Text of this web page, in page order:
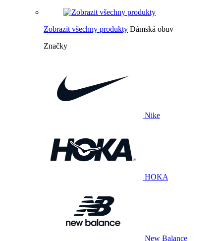
Zobrazit všechny produkty Dámská obuv
Značky
Nike
HOKA
New Balance